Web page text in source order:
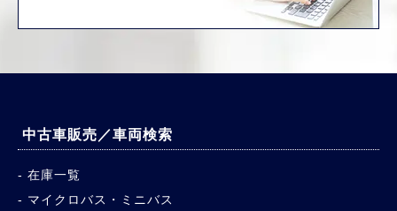
中古車販売／車両検索
在庫一覧
マイクロバス・ミニバス